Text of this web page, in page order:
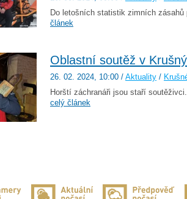
Do letošních statistik zimních
článek
Oblastní soutěž v
26. 02. 2024, 10:00 / Aktuality /
Horští záchranáři jsou staří
celý článek